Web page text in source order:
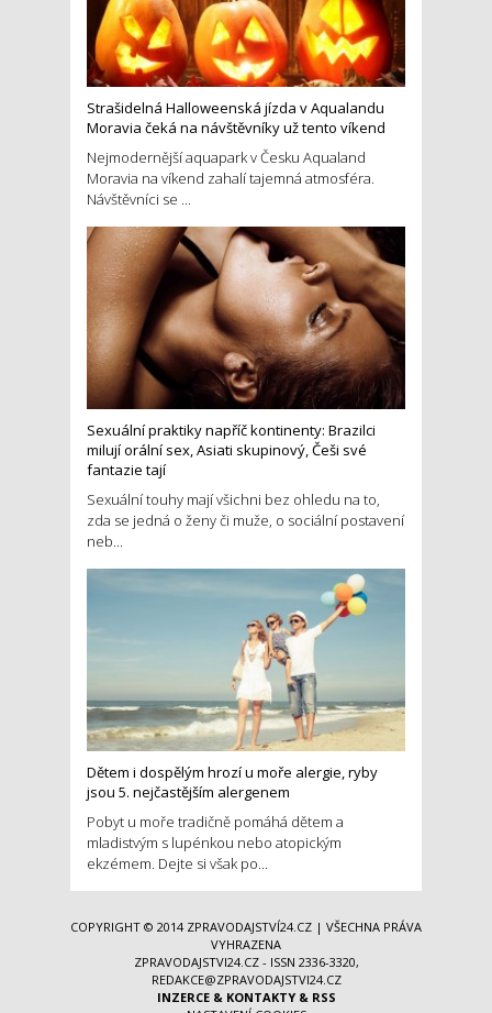
Strašidelná Halloweenská jízda v Aqualandu
Moravia čeká na návštěvníky už tento víkend
Nejmodernější aquapark v Česku Aqualand
Moravia na víkend zahalí tajemná atmosféra.
Návštěvníci se ...
Sexuální praktiky napříč kontinenty: Brazilci
milují orální sex, Asiati skupinový, Češi své
fantazie tají
Sexuální touhy mají všichni bez ohledu na to,
zda se jedná o ženy či muže, o sociální postavení
neb...
Dětem i dospělým hrozí u moře alergie, ryby
jsou 5. nejčastějším alergenem
Pobyt u moře tradičně pomáhá dětem a
mladistvým s lupénkou nebo atopickým
ekzémem. Dejte si však po...
COPYRIGHT © 2014 ZPRAVODAJSTVÍ24.CZ | VŠECHNA PRÁVA
VYHRAZENA
ZPRAVODAJSTVI24.CZ - ISSN 2336-3320,
REDAKCE@ZPRAVODAJSTVI24.CZ
INZERCE& KONTAKTY& RSS